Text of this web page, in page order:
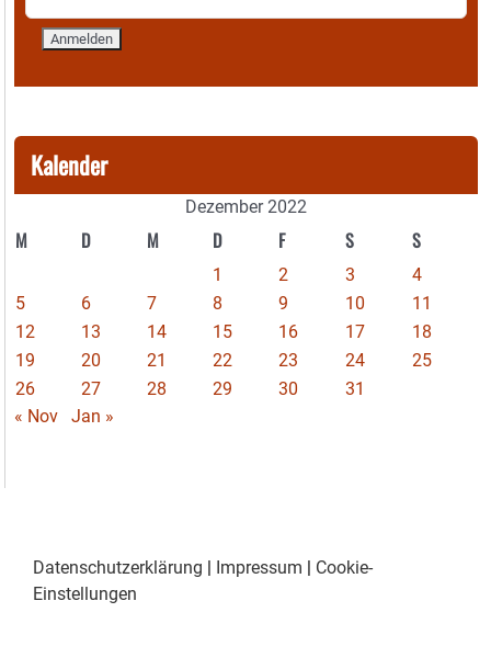
Kalender
Dezember 2022
M D M D F S S
1 2 3
4
5
6 7 8 9 10
11
12
13 14 15 16 17
18
19
20 21 22 23 24
25
26
27 28 29 30
31
« Nov
Jan »
Datenschutzerklärung | Impressum | Cookie-
Einstellungen